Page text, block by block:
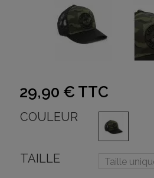
29,90 € TTC
COULEUR
TAILLE